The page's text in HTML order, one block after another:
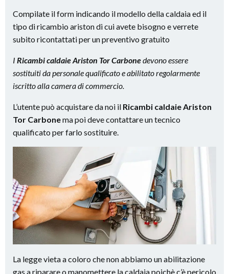
Compilate il form indicando il modello della caldaia ed il
tipo di ricambio ariston di cui avete bisogno e verrete
subito ricontattati per un preventivo gratuito
I Ricambi caldaie Ariston Tor Carbonedevono essere
sostituiti da personale qualificato e abilitato regolarmente
iscritto alla camera di commercio.
L’utente può acquistare da noi il Ricambi caldaie Ariston
Tor Carbonema poi deve contattare un tecnico
qualificato per farlo sostituire.
La legge vieta a coloro che non abbiamo un abilitazione
gas a riparare o manomettere la caldaia poichè c’è pericolo